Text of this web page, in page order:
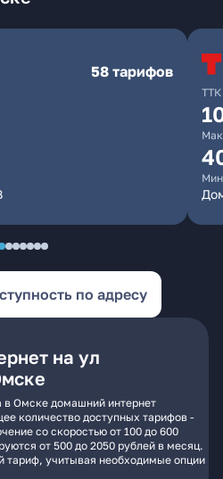
58 тарифов
ТТК
по адресу
на ул
в Омске домашний интернет
количество доступных тарифов -
со скоростью от 100 до 600
от 500 до 2050 рублей в месяц.
тариф, учитывая необходимые опции